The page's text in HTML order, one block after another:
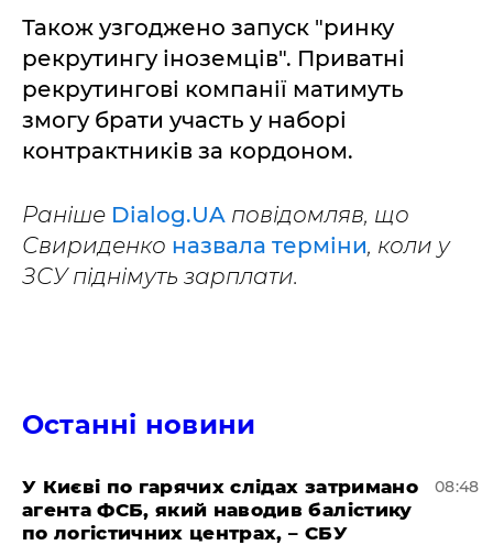
Також узгоджено запуск "ринку
рекрутингу іноземців". Приватні
рекрутингові компанії матимуть
змогу брати участь у наборі
контрактників за кордоном.
Раніше Dialog.UA повідомляв, що
Свириденко назвала терміни, коли у
ЗСУ піднімуть зарплати.
Останні новини
У Києві по гарячих слідах затримано
агента ФСБ, який наводив балістику
по логістичних центрах, – СБУ
08:48